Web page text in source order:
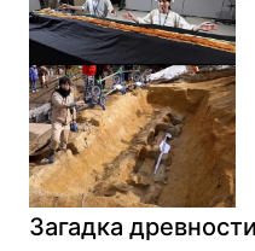
Загадка